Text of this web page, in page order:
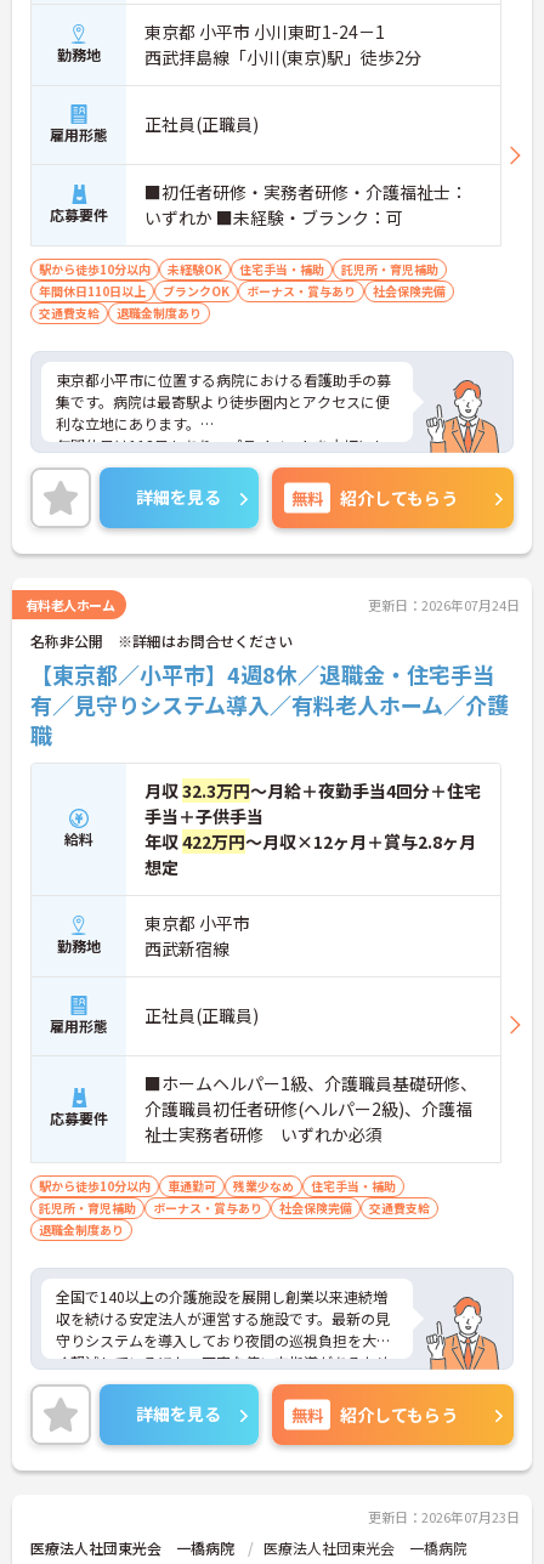
勤務地
東京都 小平市 小川東町1-24－1
西武拝島線「小川(東京)駅」徒歩2分
雇用形態 正社員(正職員)
応募要件
■初任者研修・実務者研修・介護福祉士：
いずれか ■未経験・ブランク：可
駅から徒歩10分以内 未経験OK 住宅手当・補助
託児所・育児補助
年間休日110日以上
ブランクOK ボーナス・賞与あり
社会保険完備
交通費支給
退職金制度あり
東京都小平市に位置する病院における看護助手の募
集です。病院は最寄駅より徒歩圏内とアクセスに便
利な立地にあります。
年間休日は113日もあり、プライベートを大切にし
ながらご勤務いただけます。また、研修制度があ
り、業務に不安がある方でも安心してご勤務いただ
けます。
ご興味のある方には、面接対策ポイントなど、さら
に詳細をご案内しますのでお気軽にご相談くださ
詳細を見る 無料 紹介してもらう
有料老人ホーム 更新日：2026年07月24日
名称非公開 ※詳細はお問合せください
【東京都／小平市】4週8休／退職金・住宅手当
有／見守りシステム導入／有料老人ホーム／介護
職
給料
月収32.3万円～月給＋夜勤手当4回分＋住宅
手当＋子供手当
年収422万円～月収×12ヶ月＋賞与2.8ヶ月
想定
勤務地
東京都 小平市
西武新宿線
雇用形態 正社員(正職員)
応募要件
■ホームヘルパー1級、介護職員基礎研修、
介護職員初任者研修(ヘルパー2級)、介護福
祉士実務者研修 いずれか必須
駅から徒歩10分以内 車通勤可 残業少なめ
住宅手当・補助
託児所・育児補助
ボーナス・賞与あり 社会保険完備
交通費支給
退職金制度あり
全国で140以上の介護施設を展開し創業以来連続増
収を続ける安定法人が運営する施設です。最新の見
守りシステムを導入しており夜間の巡視負担を大き
く軽減しているほか、丁寧な使い方指導があるため
安心して業務を始められます。月平均残業10時間程
度、住宅手当や子供手当、1食300円の食事補助など
生活を支える福利厚生が大変充実しています。『ハ
タラクエール2023』の認証も取得しており、資格取
得支援や職種別研修制度を通じて着実なキャリアア
分に活かし、ご自身の生活も大切にしながら長期的
に活躍できるおすすめの環境です。
詳細を見る 無料 紹介してもらう
更新日：2026年07月23日
医療法人社団東光会 一橋病院 医療法人社団東光会 一橋病院